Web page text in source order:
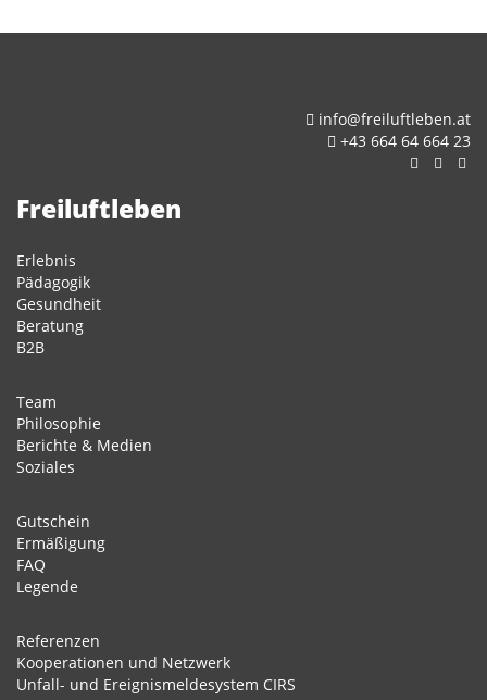
info@freiluftleben.at
+43 664 64 664 23
Freiluftleben
Erlebnis
Pädagogik
Gesundheit
Beratung
B2B
Team
Philosophie
Berichte & Medien
Soziales
Gutschein
Ermäßigung
FAQ
Legende
Referenzen
Kooperationen und Netzwerk
Unfall- und Ereignismeldesystem CIRS